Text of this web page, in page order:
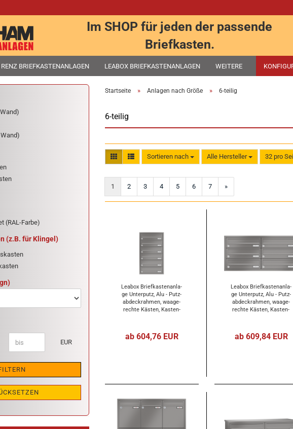
Im SHOP für jeden der passende
Briefkasten.
RENZ BRIEFKASTENANLAGEN LEABOX BRIEFKASTENANLAGEN WEITERE
Startseite » Anlagen nach Größe » 6-teilig
6-teilig
Sortieren nach
Sortieren nach Alle Hersteller 32 pro
pro Seite
1 2 3 4 5 6 7 »
Lea­box Brief­kas­ten­an­la­
ge Un­ter­putz, Alu - Putz­
ab­deck­rah­men, waa­ge­
rech­te Käs­ten, Kas­ten­
ab 604,76 EUR
Lea­box Brief­kas­ten­an­la­
ge Un­ter­putz, Alu - Putz­
ab­deck­rah­men, waa­ge­
rech­te Käs­ten, Kas­ten­
ab 609,84 EUR
(RAL-Farbe)
(z.B. für Klingel)
EUR